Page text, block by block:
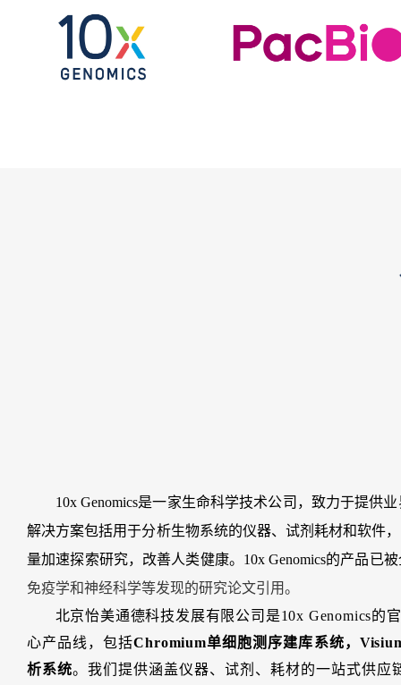
10x Genomics是一家生命科学技术公司， 致力于提供
解决方案包括用于分析生物系统的仪器、试剂耗材和软件，
量加速探索研究，改善人类健康。 10x Genomics的产品已
免疫学和神经科学等发现的研究论文引用。
北京怡美通德科技发展有限公司是10x Genomics的
心产品线，包括Chromium单细胞测序建库系统，
析系统。我们提供涵盖仪器、试剂、耗材的一站式供